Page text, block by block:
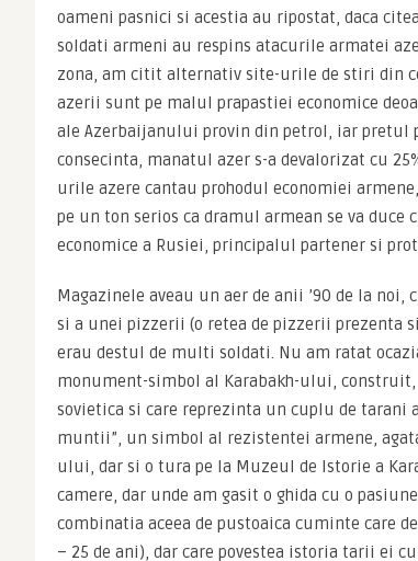
oameni pasnici si acestia au ripostat, daca
soldati armeni au respins atacurile armatei
zona, am citit alternativ site-urile de stiri din
azerii sunt pe malul prapastiei economice
ale Azerbaijanului provin din petrol, iar
consecinta, manatul azer s-a devalorizat cu
urile azere cantau prohodul economiei
pe un ton serios ca dramul armean se va duce
economice a Rusiei, principalul partener si
Magazinele aveau un aer de anii ’90 de la noi,
si a unei pizzerii (o retea de pizzerii prezenta
erau destul de multi soldati. Nu am ratat
monument-simbol al Karabakh-ului, construit,
sovietica si care reprezinta un cuplu de
muntii”, un simbol al rezistentei armene,
ului, dar si o tura pe la Muzeul de Istorie a
camere, dar unde am gasit o ghida cu o
combinatia aceea de pustoaica cuminte care
– 25 de ani), dar care povestea istoria tarii ei